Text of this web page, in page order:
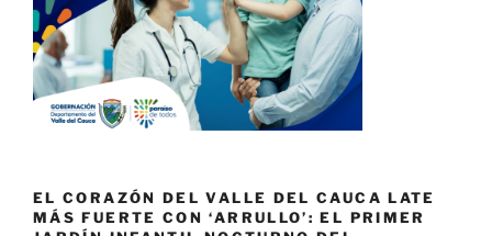
EL CORAZÓN DEL VALLE DEL CAUCA LATE
MÁS FUERTE CON ‘ARRULLO’: EL PRIMER